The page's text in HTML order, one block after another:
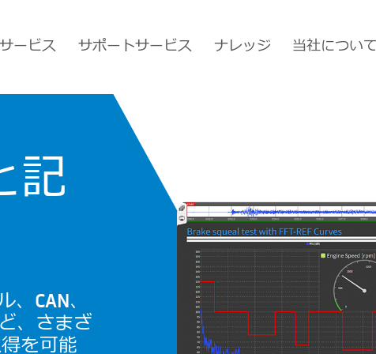
ービス サポートサービス ナレッジ 当社について
記
、CAN、
、さまざ
を可能